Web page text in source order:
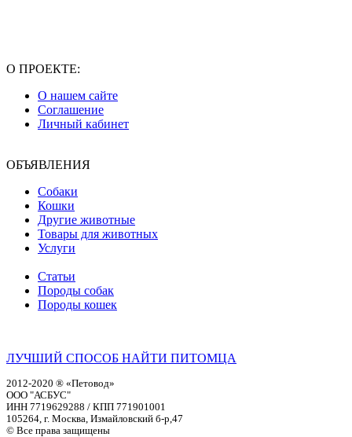
О ПРОЕКТЕ:
О нашем сайте
Соглашение
Личный кабинет
ОБЪЯВЛЕНИЯ
Собаки
Кошки
Другие животные
Товары для животных
Услуги
Статьи
Породы собак
Породы кошек
ЛУЧШИЙ СПОСОБ НАЙТИ ПИТОМЦА
2012-2020 ® «Петовод»
ООО "АСБУС"
ИНН 7719629288 / КПП 771901001
105264, г. Москва, Измайловский б-р,47
© Все права защищены